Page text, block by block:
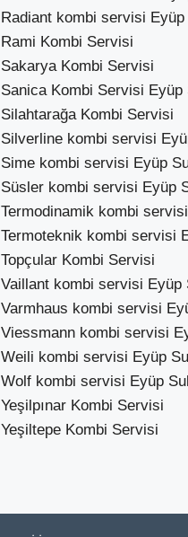
Radiant kombi servisi Eyüp
Rami Kombi Servisi
Sakarya Kombi Servisi
Sanica Kombi Servisi Eyüp
Silahtarağa Kombi Servisi
Silverline kombi servisi
Sime kombi servisi Eyüp
Süsler kombi servisi Eyüp
Termodinamik kombi
Termoteknik kombi servisi
Topçular Kombi Servisi
Vaillant kombi servisi Eyüp
Varmhaus kombi servisi
Viessmann kombi servisi
Weili kombi servisi Eyüp
Wolf kombi servisi Eyüp
Yeşilpınar Kombi Servisi
Yeşiltepe Kombi Servisi